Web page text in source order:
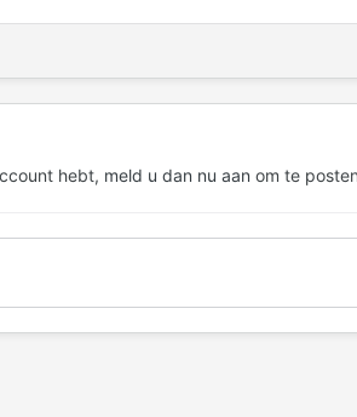
hebt, meld u dan nu aan om te